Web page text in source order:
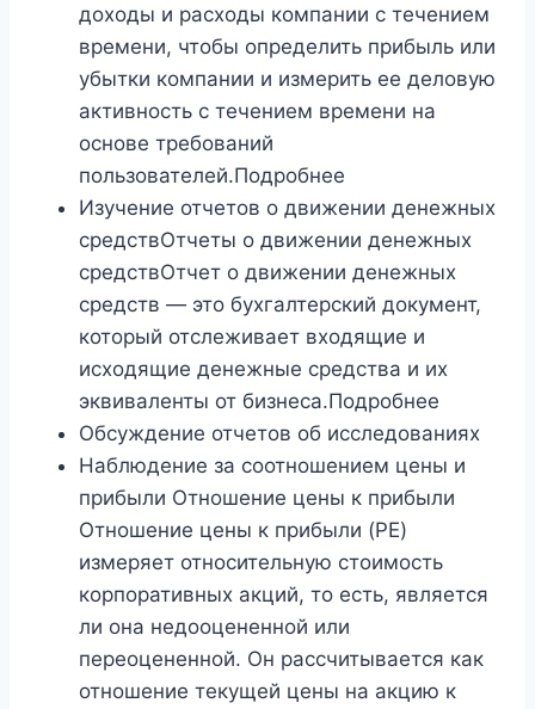
доходы и расходы компании с течением
времени, чтобы определить прибыль или
убытки компании и измерить ее деловую
активность с течением времени на
основе требований
пользователей.Подробнее
Изучение отчетов о движении денежных
средствОтчеты о движении денежных
средствОтчет о движении денежных
средств — это бухгалтерский документ,
который отслеживает входящие и
исходящие денежные средства и их
эквиваленты от бизнеса.Подробнее
Обсуждение отчетов об исследованиях
Наблюдение за соотношением цены и
прибыли Отношение цены к прибыли
Отношение цены к прибыли (PE)
измеряет относительную стоимость
корпоративных акций, то есть, является
ли она недооцененной или
переоцененной. Он рассчитывается как
отношение текущей цены на акцию к